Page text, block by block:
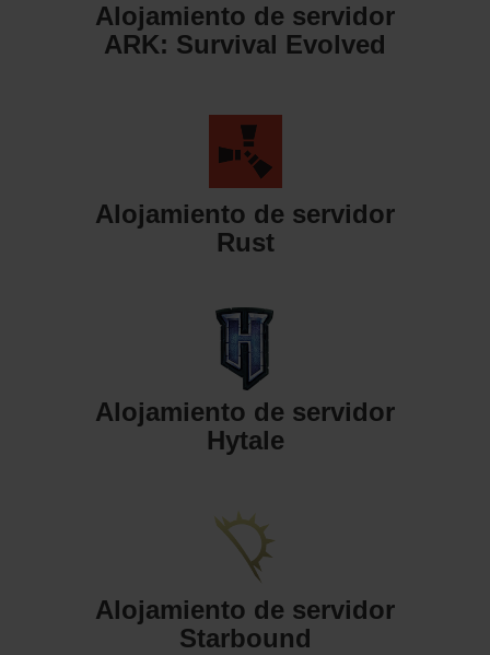
Alojamiento de servidor
ARK: Survival Evolved
Alojamiento de servidor
Rust
Alojamiento de servidor
Hytale
Alojamiento de servidor
Starbound